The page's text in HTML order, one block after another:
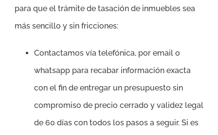
para que el trámite de tasación de inmuebles sea
más sencillo y sin fricciones:
Contactamos vía telefónica, por email o
whatsapp para recabar información exacta
con el fin de entregar un presupuesto sin
compromiso de precio cerrado y validez legal
de 60 días con todos los pasos a seguir. Si es